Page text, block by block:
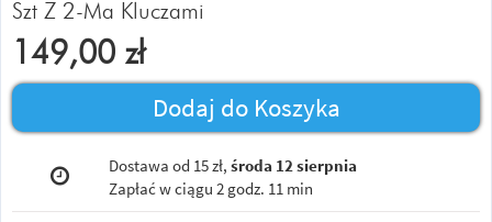
Szt Z 2-Ma Kluczami
149,00 zł
Dodaj do Koszyka
Dostawa od 15 zł, środa 12 sierpnia
Zapłać w ciągu 2 godz. 11 min